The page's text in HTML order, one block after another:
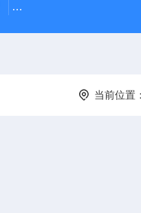
高脂饮食诱导大鼠动脉
当前位置